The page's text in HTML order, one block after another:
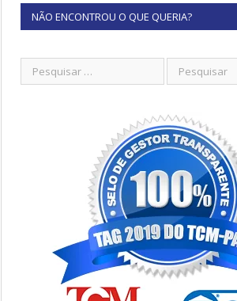
NÃO ENCONTROU O QUE QUERIA?